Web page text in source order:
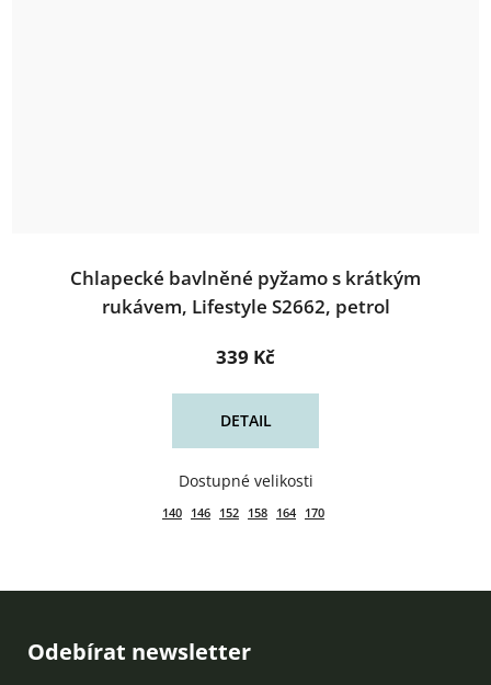
Chlapecké bavlněné pyžamo s krátkým
rukávem, Lifestyle S2662, petrol
339 Kč
DETAIL
140 146 152 158 164 170
Zápatí
Odebírat newsletter